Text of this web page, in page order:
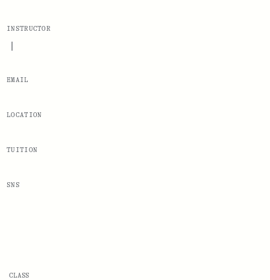
INSTRUCTOR
|
EMAIL
LOCATION
TUITION
SNS
CLASS